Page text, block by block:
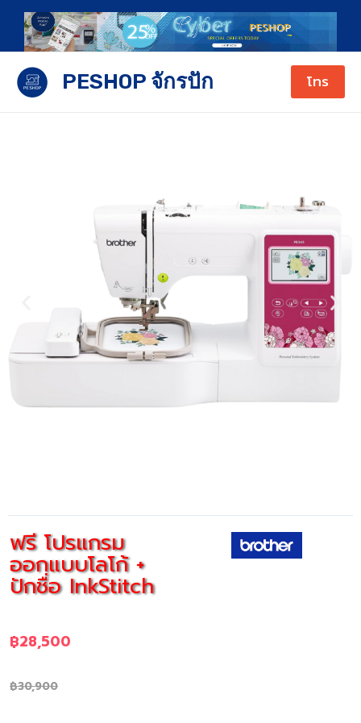
Skip
content
PESHOP จักรปัก โทร
e
v
o
a
g
e
N
e
x
m
ฟรี โปรแกรม
ออกแบบโลโก้ +
ปักชื่อ InkStitch
฿28,500
฿30,900